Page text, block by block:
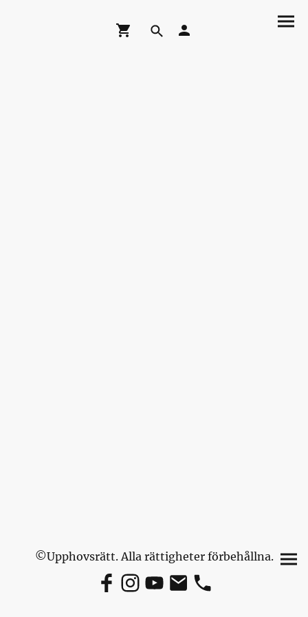
©Upphovsrätt. Alla rättigheter förbehållna.